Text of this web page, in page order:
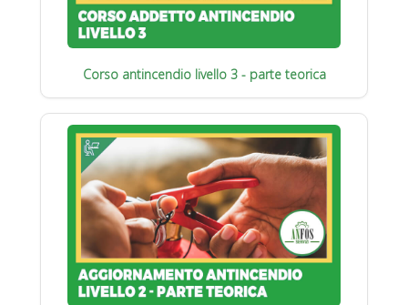
Corso antincendio livello 3 - parte teorica